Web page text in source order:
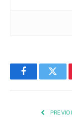
Facebook